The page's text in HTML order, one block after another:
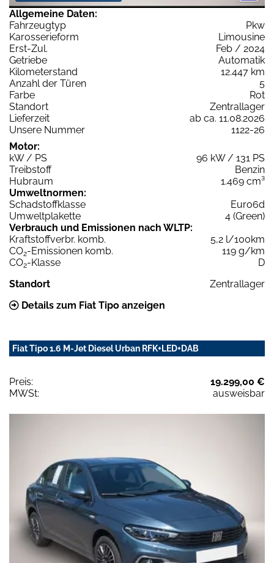
Allgemeine Daten:
Fahrzeugtyp
Pkw
Karosserieform
Limousine
Erst-Zul.
Feb / 2024
Getriebe
Automatik
Kilometerstand
12.447 km
Anzahl der Türen
5
Farbe
Rot
Standort
Zentrallager
Lieferzeit
ab ca. 11.08.2026
Unsere Nummer
1122-26
Motor:
kW / PS
96 kW / 131 PS
Treibstoff
Benzin
Hubraum
1.469 cm³
Umweltnormen:
Schadstoffklasse
Euro6d
Umweltplakette
4 (Green)
Verbrauch und Emissionen nach WLTP:
Kraftstoffverbr. komb.
5,2 l/100km
CO2-Emissionen komb.
119 g/km
CO2-Klasse
D
Standort
Zentrallager
Details zum Fiat Tipo anzeigen
Fiat Tipo 1.6 M-Jet Diesel Urban RFK+LED+DAB
Preis:
19.299,00 €
MWSt:
ausweisbar